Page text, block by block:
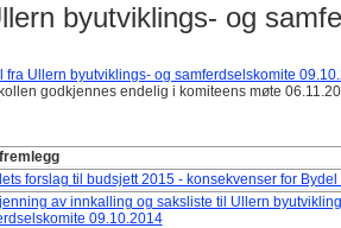
byutviklings- og
fra Ullern byutviklings- og samferdselskomite
godkjennes endelig i komiteens møte
forslag til budsjett 2015 - konsekvenser for Bydel
av innkalling og saksliste til Ullern
09.10.2014